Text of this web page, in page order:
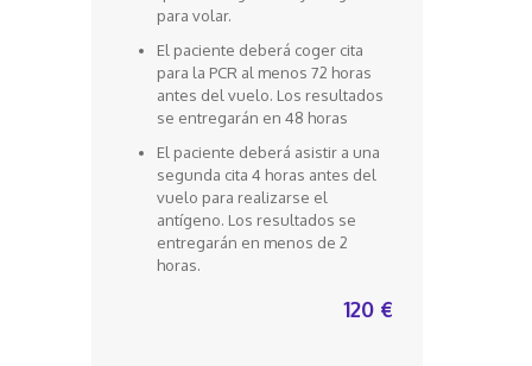
para volar.
El paciente deberá coger cita
para la PCR al menos 72 horas
antes del vuelo. Los resultados
se entregarán en 48 horas
El paciente deberá asistir a una
segunda cita 4 horas antes del
vuelo para realizarse el
antígeno. Los resultados se
entregarán en menos de 2
horas.
120 €